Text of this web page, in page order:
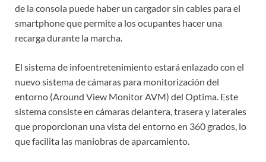
de la consola puede haber un cargador sin cables para el
smartphone que permite a los ocupantes hacer una
recarga durante la marcha.
El sistema de infoentretenimiento estará enlazado con el
nuevo sistema de cámaras para monitorización del
entorno (Around View Monitor AVM) del Optima. Este
sistema consiste en cámaras delantera, trasera y laterales
que proporcionan una vista del entorno en 360 grados, lo
que facilita las maniobras de aparcamiento.